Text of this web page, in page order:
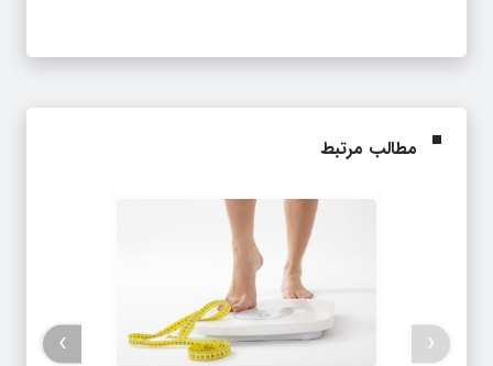
مطالب مرتبط
‹
›